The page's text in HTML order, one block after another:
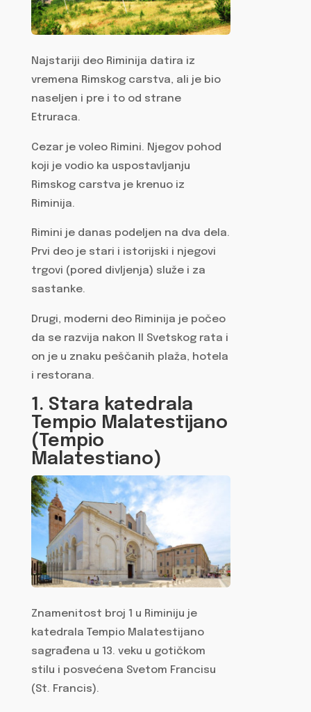
Najstariji deo Riminija datira iz
vremena Rimskog carstva, ali je bio
naseljen i pre i to od strane
Etruraca.
Cezar je voleo Rimini. Njegov pohod
koji je vodio ka uspostavljanju
Rimskog carstva je krenuo iz
Riminija.
Rimini je danas podeljen na dva dela.
Prvi deo je stari i istorijski i njegovi
trgovi (pored divljenja) služe i za
sastanke.
Drugi, moderni deo Riminija je počeo
da se razvija nakon II Svetskog rata i
on je u znaku peščanih plaža, hotela
i restorana.
1. Stara katedrala
Tempio Malatestijano
(Tempio
Malatestiano)
Znamenitost broj 1 u Riminiju je
katedrala Tempio Malatestijano
sagrađena u 13. veku u gotičkom
stilu i posvećena Svetom Francisu
(St. Francis).